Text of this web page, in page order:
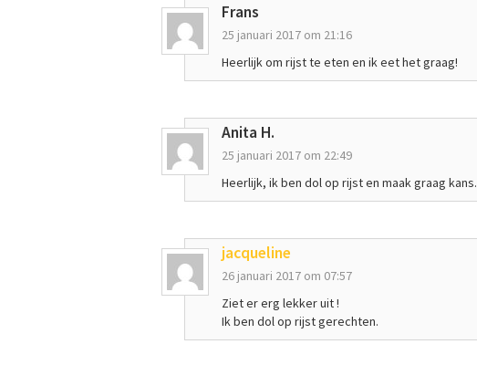
Frans
25 januari 2017 om 21:16
Heerlijk om rijst te eten en ik eet het graag!
Anita H.
25 januari 2017 om 22:49
Heerlijk, ik ben dol op rijst en maak graag kans.
jacqueline
26 januari 2017 om 07:57
Ziet er erg lekker uit !
Ik ben dol op rijst gerechten.